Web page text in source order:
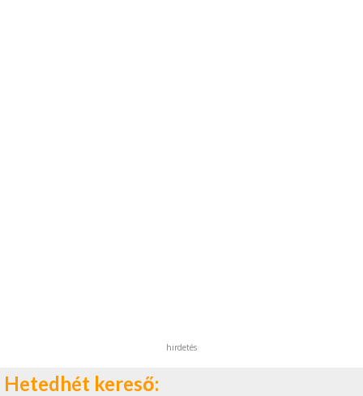
hirdetés
Hetedhét kereső: